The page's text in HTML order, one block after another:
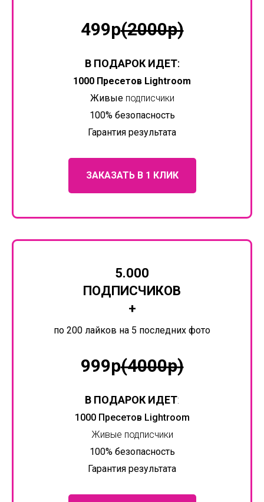
499р(2000р)
В ПОДАРОК ИДЕТ:
1000 Пресетов Lightroom
Живыеподписчики
100% безопасность
Гарантия результата
ЗАКАЗАТЬ В 1 КЛИК
5.000
ПОДПИСЧИКОВ
+
по 200 лайков на 5 последних фото
999р(4000р)
В ПОДАРОК ИДЕТ:
1000 Пресетов Lightroom
Живые подписчики
100% безопасность
Гарантия результата